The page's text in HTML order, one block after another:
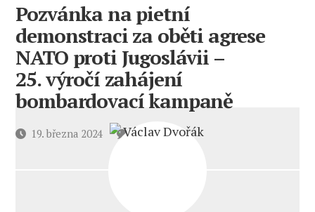
Pozvánka na pietní
demonstraci za oběti agrese
NATO proti Jugoslávii –
25. výročí zahájení
bombardovací kampaně
Datum19. března 2024 1 komentářu